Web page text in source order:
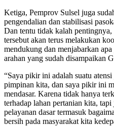
Ketiga, Pemprov Sulsel juga
pengendalian dan stabilisasi
Dan tentu tidak kalah
tersebut akan terus melakukan
mendukung dan menjabarkan
arahan yang sudah disampaikan
“Saya pikir ini adalah suatu
pimpinan kita, dan saya pikir ini
mendasar. Karena tidak hanya
terhadap lahan pertanian kita,
pelayanan dasar termasuk
bersih pada masyarakat kita